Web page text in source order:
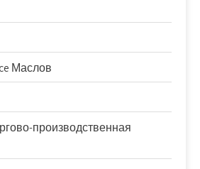
Маслов
производственная